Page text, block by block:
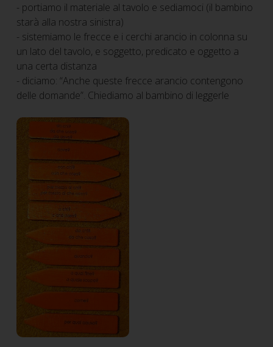
- portiamo il materiale al tavolo e sediamoci (il bambino
starà alla nostra sinistra)
- sistemiamo le frecce e i cerchi arancio in colonna su
un lato del tavolo, e soggetto, predicato e oggetto a
una certa distanza
- diciamo: “Anche queste frecce arancio contengono
delle domande”. Chiediamo al bambino di leggerle